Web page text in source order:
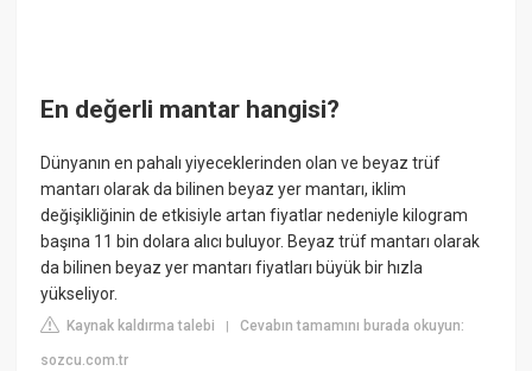
En değerli mantar hangisi?
Dünyanın en pahalı yiyeceklerinden olan ve beyaz trüf
mantarı olarak da bilinen beyaz yer mantarı, iklim
değişikliğinin de etkisiyle artan fiyatlar nedeniyle kilogram
başına 11 bin dolara alıcı buluyor. Beyaz trüf mantarı olarak
da bilinen beyaz yer mantarı fiyatları büyük bir hızla
yükseliyor.
Kaynak kaldırma talebi |Cevabın tamamını burada okuyun:
sozcu.com.tr